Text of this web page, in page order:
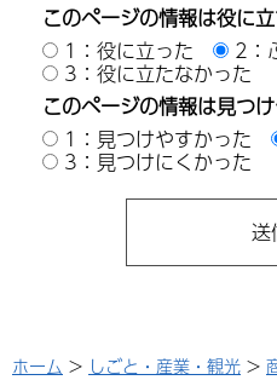
このページの情報は役に
1：役に立った
2：
3：役に立たなかった
このページの情報は見つ
1：見つけやすかった
3：見つけにくかった
ホーム > しごと・産業・観光 >